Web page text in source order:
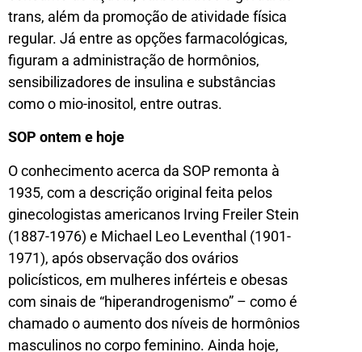
trans, além da promoção de atividade física
regular. Já entre as opções farmacológicas,
figuram a administração de hormônios,
sensibilizadores de insulina e substâncias
como o mio-inositol, entre outras.
SOP ontem e hoje
O conhecimento acerca da SOP remonta à
1935, com a descrição original feita pelos
ginecologistas americanos Irving Freiler Stein
(1887-1976) e Michael Leo Leventhal (1901-
1971), após observação dos ovários
policísticos, em mulheres inférteis e obesas
com sinais de “hiperandrogenismo” – como é
chamado o aumento dos níveis de hormônios
masculinos no corpo feminino. Ainda hoje,